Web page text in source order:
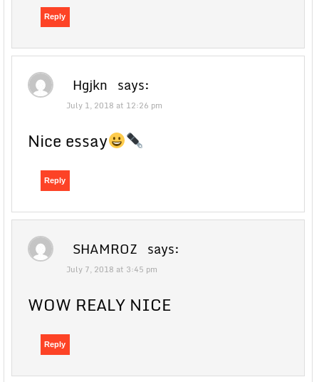
Reply
Hgjkn says:
July 1, 2018 at 12:26 pm
Nice essay
Reply
SHAMROZ says:
July 7, 2018 at 3:45 pm
WOW REALY NICE
Reply